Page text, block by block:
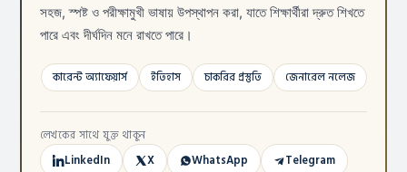
সহজ, স্পষ্ট ও পরীক্ষামুখী ভাষায় উপস্থাপন করা, যাতে শিক্ষার্থীরা দ্রুত শিখতে
পারে এবং দীর্ঘদিন মনে রাখতে পারে।
কারেন্ট অ্যাফেয়ার্স ইতিহাস চাকরির প্রস্তুতি জেনারেল নলেজ
লেখকের সাথে যুক্ত থাকুন
LinkedIn X WhatsApp Telegram